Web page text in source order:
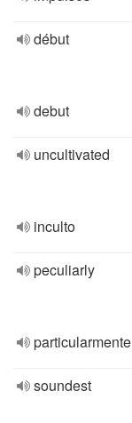
début
debut
uncultivated
inculto
peculiarly
particularmente
soundest